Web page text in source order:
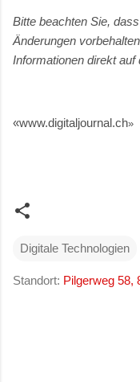
Bitte beachten Sie,
Änderungen
Informationen direkt auf
«www.digitaljournal.ch»
Digitale Technologien
Standort: Pilgerweg 58,